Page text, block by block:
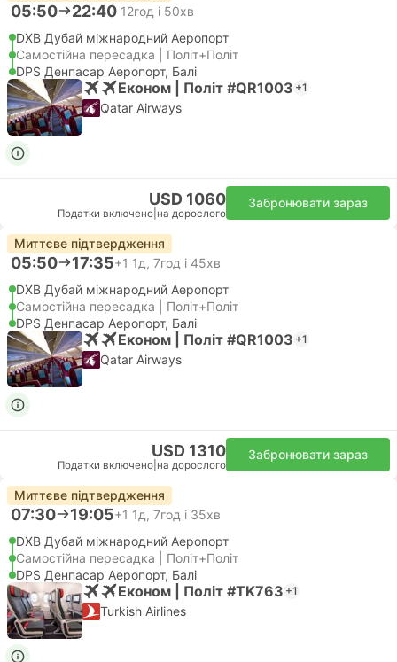
05:50 22:40 12год і 50хв
DXB Дубай міжнародний Аеропорт
Самостійна пересадка | Політ+Політ
DPS Денпасар Аеропорт, Балі
Економ | Політ #QR1003 +1
Qatar Airways
USD 1060
Податки включено на дорослого
Забронювати зараз
Миттєве підтвердження
05:50 17:35+1 1д, 7год і 45хв
DXB Дубай міжнародний Аеропорт
Самостійна пересадка | Політ+Політ
DPS Денпасар Аеропорт, Балі
Економ | Політ #QR1003 +1
Qatar Airways
USD 1310
Податки включено на дорослого
Забронювати зараз
Миттєве підтвердження
07:30 19:05+1 1д, 7год і 35хв
DXB Дубай міжнародний Аеропорт
Самостійна пересадка | Політ+Політ
DPS Денпасар Аеропорт, Балі
Економ | Політ #TK763 +1
Turkish Airlines